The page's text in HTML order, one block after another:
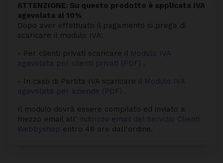
ATTENZIONE: Su questo prodotto è applicata IVA
agevolata al 10%
Dopo aver effettuato il pagamento si prega di
scaricare il modulo IVA:
- Per clienti privati scaricare il Modulo IVA
agevolata per clienti privati (PDF) .
- In caso di Partita IVA scaricare il Modulo IVA
agevolata per aziende (PDF) .
Il modulo dovrà essere compilato ed inviato a
mezzo email all' indirizzo email del Servizio Clienti
Webbyshop entro 48 ore dall'ordine.